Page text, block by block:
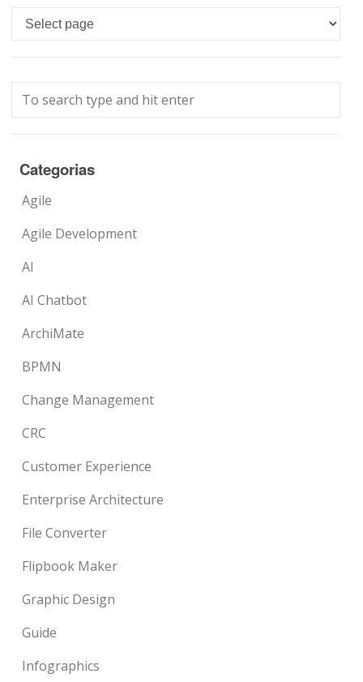
Languages
Categorias
Agile
Agile Development
AI
AI Chatbot
ArchiMate
BPMN
Change Management
CRC
Customer Experience
Enterprise Architecture
File Converter
Flipbook Maker
Graphic Design
Guide
Infographics